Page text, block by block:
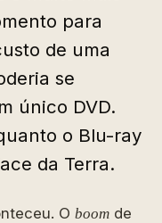
para
de uma
se
único DVD.
o Blu-ray
da Terra.
O boom de